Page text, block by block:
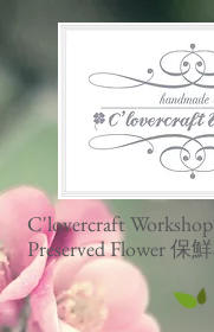
C'lovercraft Workshop
Preserved Flower 保